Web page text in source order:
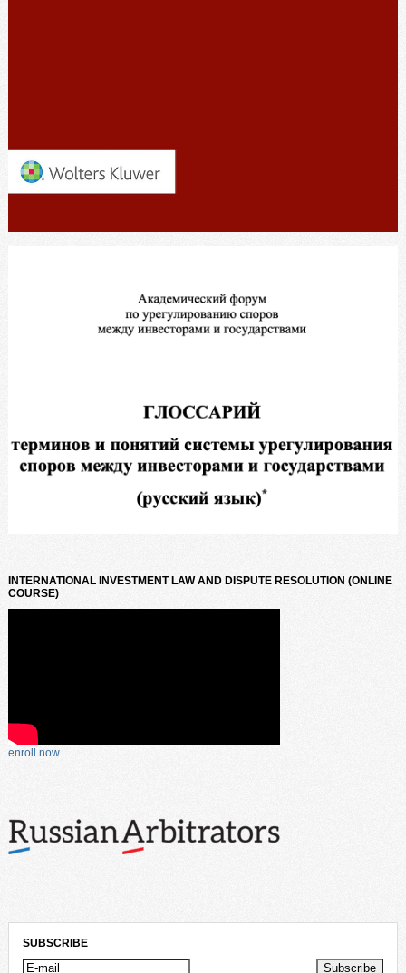
INTERNATIONAL INVESTMENT LAW AND DISPUTE RESOLUTION (ONLINE
COURSE)
enroll now
SUBSCRIBE